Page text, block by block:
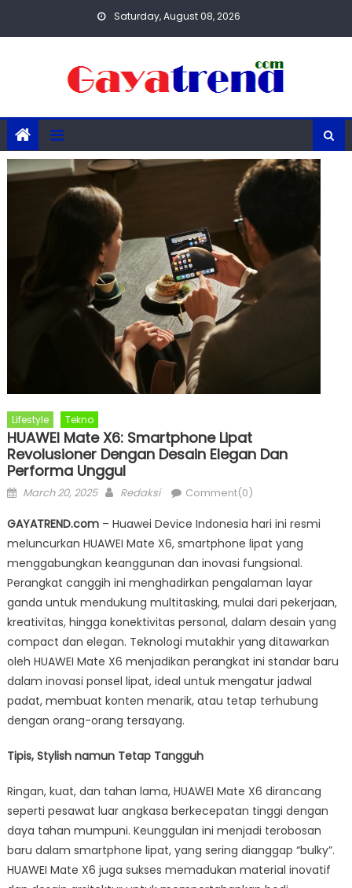
Saturday, August 08, 2026
Lifestyle Tekno
HUAWEI Mate X6: Smartphone Lipat
Revolusioner Dengan Desain Elegan Dan
Performa Unggul
Posted
March 20, 2025 Author
Redaksi Comment(0)
GAYATREND.com– Huawei Device Indonesia hari ini resmi
meluncurkan HUAWEI Mate X6, smartphone lipat yang
menggabungkan keanggunan dan inovasi fungsional.
Perangkat canggih ini menghadirkan pengalaman layar
ganda untuk mendukung multitasking, mulai dari pekerjaan,
kreativitas, hingga konektivitas personal, dalam desain yang
compact dan elegan. Teknologi mutakhir yang ditawarkan
oleh HUAWEI Mate X6 menjadikan perangkat ini standar baru
dalam inovasi ponsel lipat, ideal untuk mengatur jadwal
padat, membuat konten menarik, atau tetap terhubung
dengan orang-orang tersayang.
Tipis, Stylish namun Tetap Tangguh
Ringan, kuat, dan tahan lama, HUAWEI Mate X6 dirancang
seperti pesawat luar angkasa berkecepatan tinggi dengan
daya tahan mumpuni. Keunggulan ini menjadi terobosan
baru dalam smartphone lipat, yang sering dianggap “bulky”.
HUAWEI Mate X6 juga sukses memadukan material inovatif